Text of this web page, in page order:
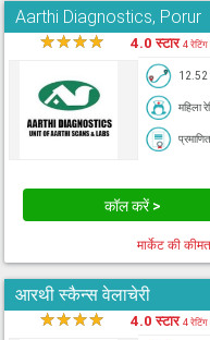
Aarthi Diagnostics, Porur
★★★★ 4.0 स्टार4
12.52
महिला
कॉल करें >
मार्केट की
आरथी स्कैन्स वेलाचेरी
★★★★ 4.0 स्टार4